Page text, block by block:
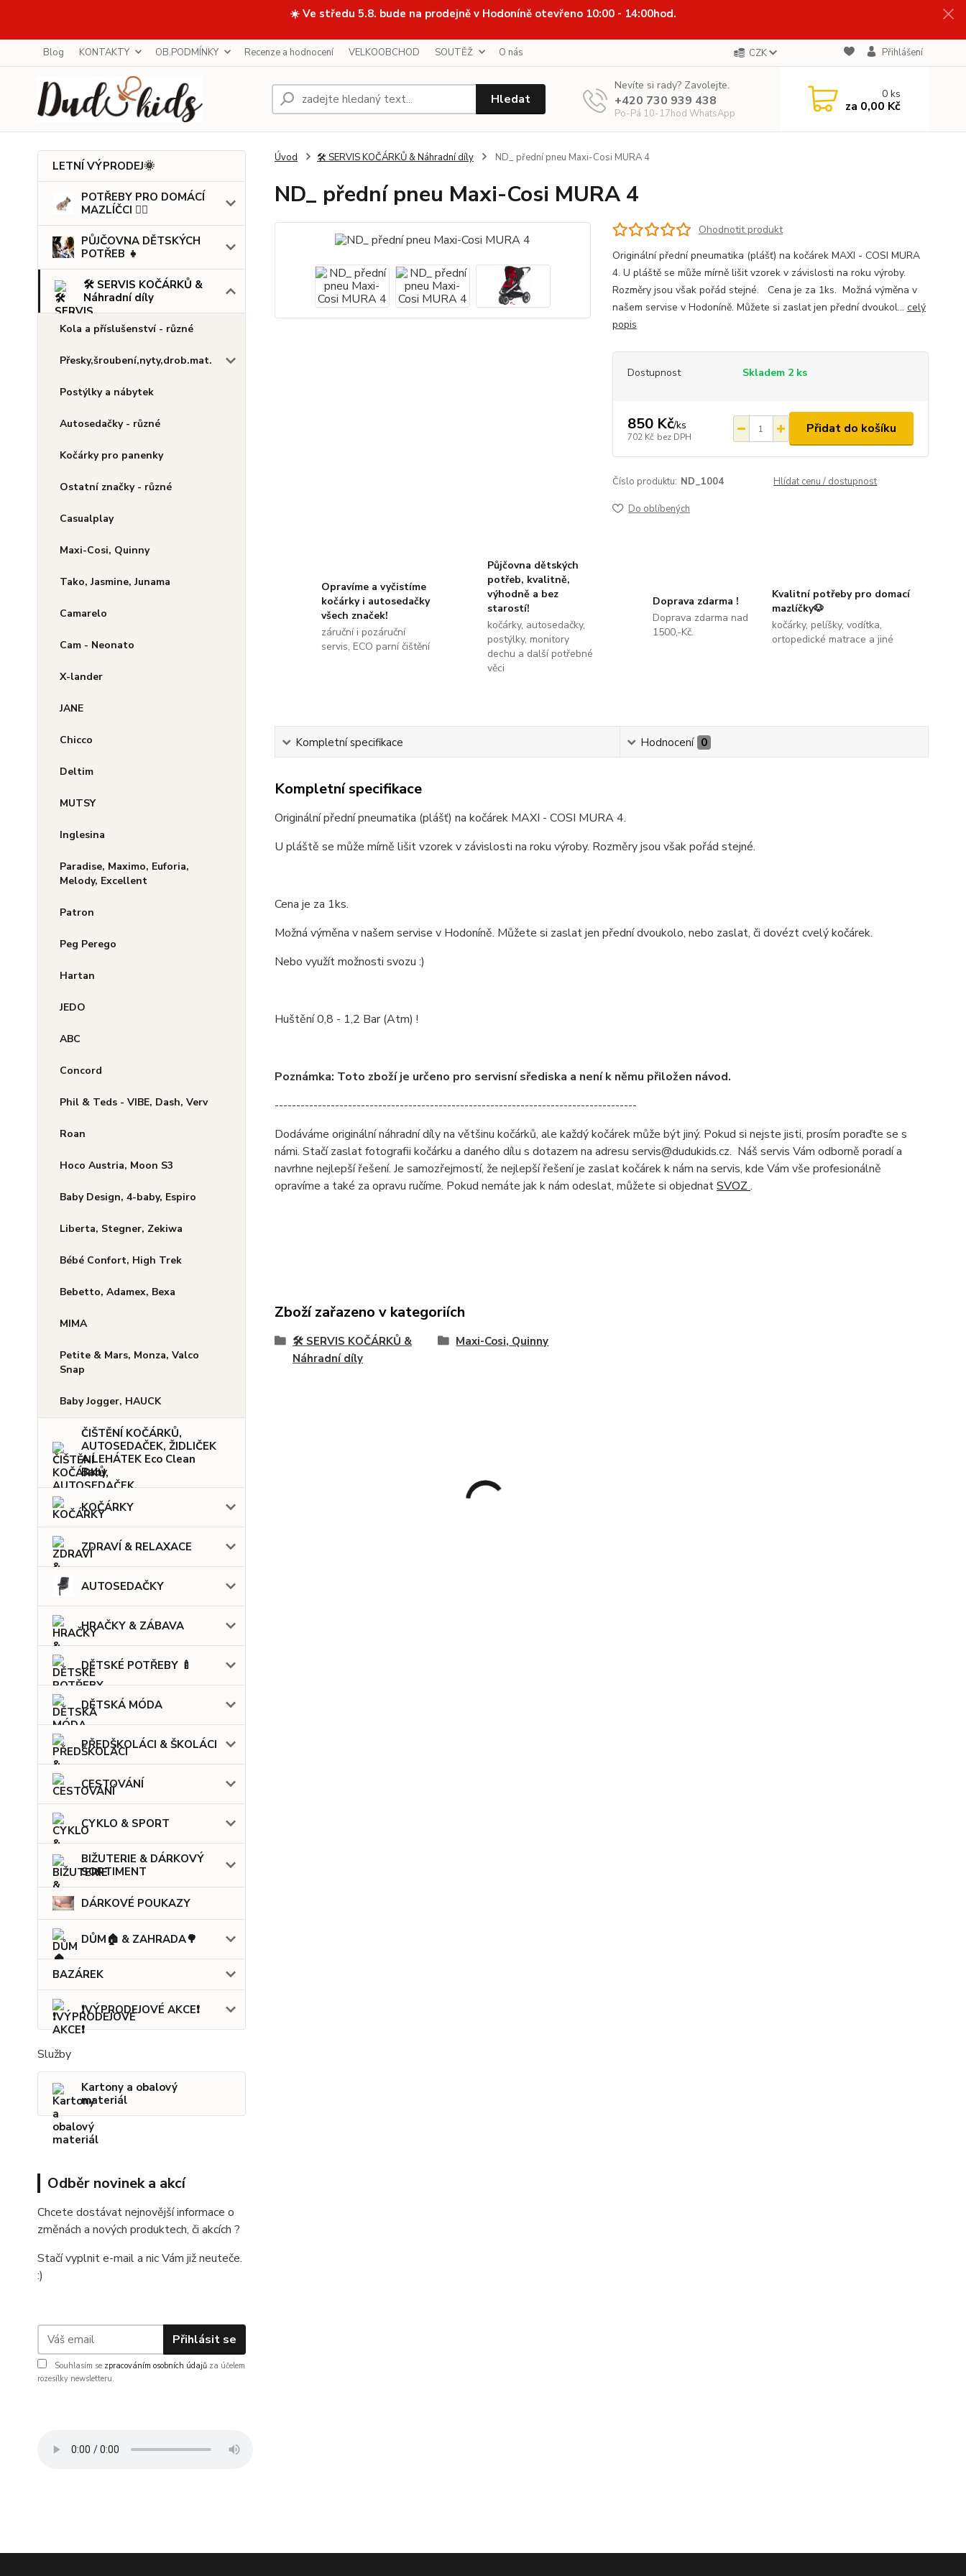
☀️ Ve středu 5.8. bude na prodejně v Hodoníně otevřeno 10:00 - 14:00hod.
Blog KONTAKTY OB.PODMÍNKY Recenze a hodnocení VELKOOBCHOD SOUTĚŽ O nás CZK Přihlášení
Hledat
Nevíte si rady? Zavolejte.
+420 730 939 438
Po-Pá 10-17hod WhatsApp
0ks
za 0,00 Kč
LETNÍ VÝPRODEJ🌞
POTŘEBY PRO DOMÁCÍ
MAZLÍČCI 🐕‍🦺
PŮJČOVNA DĚTSKÝCH
POTŘEB 👧
🛠️ SERVIS KOČÁRKŮ &
Náhradní díly
Kola a příslušenství - různé
Přesky,šroubení,nyty,drob.mat.
Postýlky a nábytek
Autosedačky - různé
Kočárky pro panenky
Ostatní značky - různé
Casualplay
Maxi-Cosi, Quinny
Tako, Jasmine, Junama
Camarelo
Cam - Neonato
X-lander
JANE
Chicco
Deltim
MUTSY
Inglesina
Paradise, Maximo, Euforia,
Melody, Excellent
Patron
Peg Perego
Hartan
JEDO
ABC
Concord
Phil & Teds - VIBE, Dash, Verv
Roan
Hoco Austria, Moon S3
Baby Design, 4-baby, Espiro
Liberta, Stegner, Zekiwa
Bébé Confort, High Trek
Bebetto, Adamex, Bexa
MIMA
Petite & Mars, Monza, Valco
Snap
Baby Jogger, HAUCK
ČIŠTĚNÍ KOČÁRKŮ,
AUTOSEDAČEK, ŽIDLIČEK
A LEHÁTEK Eco Clean
Baby
KOČÁRKY
ZDRAVÍ & RELAXACE
AUTOSEDAČKY
HRAČKY & ZÁBAVA
DĚTSKÉ POTŘEBY 🍼
DĚTSKÁ MÓDA
PŘEDŠKOLÁCI & ŠKOLÁCI
CESTOVÁNÍ
CYKLO & SPORT
BIŽUTERIE & DÁRKOVÝ
SORTIMENT
DÁRKOVÉ POUKAZY
DŮM🏠 & ZAHRADA🌳
BAZÁREK
❗VÝPRODEJOVÉ AKCE❗
Služby
Kartony a obalový
materiál
Odběr novinek a akcí
Chcete dostávat nejnovější informace o
změnách a nových produktech, či akcích ?
Stačí vyplnit e-mail a nic Vám již neuteče.
:)
Přihlásit se
Souhlasím se zpracováním osobních údajů za účelem
rozesílky newsletteru.
Úvod 🛠️ SERVIS KOČÁRKŮ & Náhradní díly ND_ přední pneu Maxi-Cosi MURA 4
ND_ přední pneu Maxi-Cosi MURA 4
Ohodnotit produkt
Originální přední pneumatika (plášť) na kočárek MAXI - COSI MURA
4. U pláště se může mírně lišit vzorek v závislosti na roku výroby.
Rozměry jsou však pořád stejné. Cena je za 1ks. Možná výměna v
našem servise v Hodoníně. Můžete si zaslat jen přední dvoukol... celý
popis
Dostupnost Skladem 2 ks
850 Kč/ks
702 Kč bez DPH
Přidat do košíku
Číslo produktu: ND_1004 Hlídat cenu / dostupnost
Do oblíbených
Opravíme a vyčistíme
kočárky i autosedačky
všech značek!
záruční i pozáruční
servis, ECO parní čištění
Půjčovna dětských
potřeb, kvalitně,
výhodně a bez
starostí!
kočárky, autosedačky,
postýlky, monitory
dechu a další potřebné
věci
Doprava zdarma !
Doprava zdarma nad
1500,-Kč.
Kvalitní potřeby pro domací
mazlíčky🐶
kočárky, pelíšky, vodítka,
ortopedické matrace a jiné
Kompletní specifikace Hodnocení 0
Kompletní specifikace
Originální přední pneumatika (plášť) na kočárek MAXI - COSI MURA 4.
U pláště se může mírně lišit vzorek v závislosti na roku výroby. Rozměry jsou však pořád stejné.
Cena je za 1ks.
Možná výměna v našem servise v Hodoníně. Můžete si zaslat jen přední dvoukolo, nebo zaslat, či dovézt cvelý kočárek.
Nebo využít možnosti svozu :)
Huštění 0,8 - 1,2 Bar (Atm) !
Poznámka: Toto zboží je určeno pro servisní sřediska a není k němu přiložen návod.
------------------------------------------------------------------------------------
Dodáváme originální náhradní díly na většinu kočárků, ale každý kočárek může být jiný. Pokud si nejste jisti, prosím poraďte se s
námi. Stačí zaslat fotografii kočárku a daného dílu s dotazem na adresu servis@dudukids.cz. Náš servis Vám odborně poradí a
navrhne nejlepší řešení. Je samozřejmostí, že nejlepší řešení je zaslat kočárek k nám na servis, kde Vám vše profesionálně
opravíme a také za opravu ručíme. Pokud nemáte jak k nám odeslat, můžete si objednatSVOZ .
Zboží zařazeno v kategoriích
🛠️ SERVIS KOČÁRKŮ &
Náhradní díly
Maxi-Cosi, Quinny